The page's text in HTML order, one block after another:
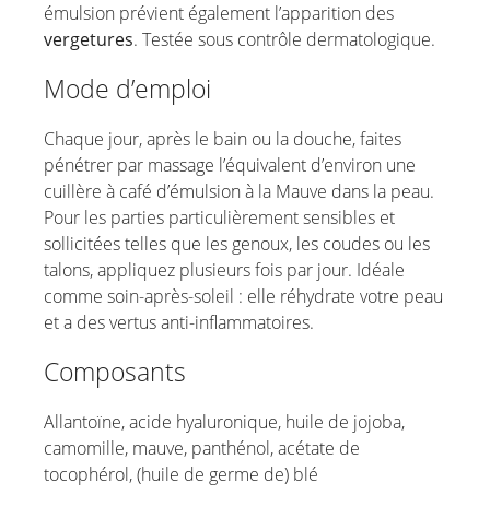
émulsion prévient également l’apparition des
vergetures. Testée sous contrôle dermatologique.
Mode d’emploi
Chaque jour, après le bain ou la douche, faites
pénétrer par massage l’équivalent d’environ une
cuillère à café d’émulsion à la Mauve dans la peau.
Pour les parties particulièrement sensibles et
sollicitées telles que les genoux, les coudes ou les
talons, appliquez plusieurs fois par jour. Idéale
comme soin-après-soleil : elle réhydrate votre peau
et a des vertus anti-inflammatoires.
Composants
Allantoïne, acide hyaluronique, huile de jojoba,
camomille, mauve, panthénol, acétate de
tocophérol, (huile de germe de) blé